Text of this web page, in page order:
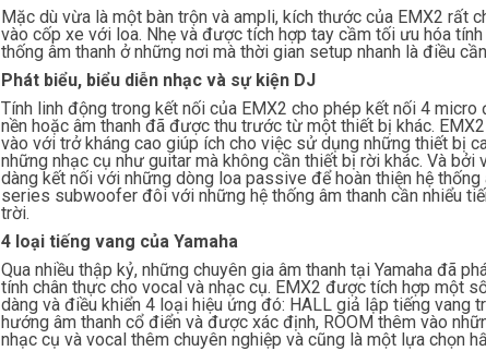
Mặc dù vừa là một bàn trộn và ampli, kích thước của EMX2 rất
vào cốp xe với loa. Nhẹ và được tích hợp tay cầm tối ưu hóa
thống âm thanh ở những nơi mà thời gian setup nhanh là điều
Phát biểu, biểu diễn nhạc và sự kiện DJ
Tính linh động trong kết nối của EMX2 cho phép kết nối 4
nền hoặc âm thanh đã được thu trước từ một thiết bị khác.
vào với trở kháng cao giúp ích cho việc sử dụng những thiết bị
những nhạc cụ như guitar mà không cần thiết bị rời khác. Và
dàng kết nối với những dòng loa passive để hoàn thiện hệ
series subwoofer đôi với những hệ thống âm thanh cần nhiểu
trời.
4 loại tiếng vang của Yamaha
Qua nhiều thập kỷ, những chuyên gia âm thanh tại Yamaha đã
tính chân thực cho vocal và nhạc cụ. EMX2 được tích hợp một
dàng và điều khiển 4 loại hiệu ứng đó: HALL giả lập tiếng vang
hướng âm thanh cổ điển và được xác định, ROOM thêm vào
nhạc cụ và vocal thêm chuyên nghiệp và cũng là một lựa chọn